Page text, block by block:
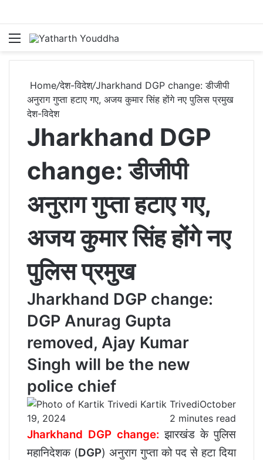
Menu
Home/देश-विदेश/Jharkhand DGP change: डीजीपी
अनुराग गुप्ता हटाए गए, अजय कुमार सिंह होंगे नए पुलिस प्रमुख
देश-विदेश
Jharkhand DGP
change: डीजीपी
अनुराग गुप्ता हटाए गए,
अजय कुमार सिंह होंगे नए
पुलिस प्रमुख
Jharkhand DGP change:
DGP Anurag Gupta
removed, Ajay Kumar
Singh will be the new
police chief
Kartik TrivediOctober
19, 2024
2 minutes read
Jharkhand DGP change: झारखंड के पुलिस
महानिदेशक (DGP) अनुराग गुप्ता को पद से हटा दिया